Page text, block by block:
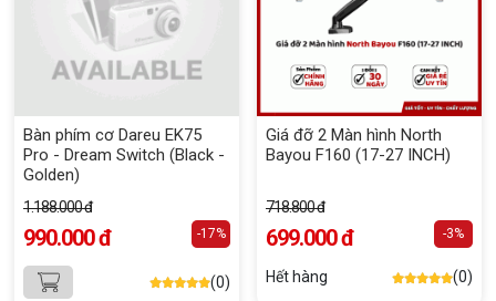
Bàn phím cơ Dareu EK75
Pro - Dream Switch (Black -
Golden)
1.188.000 đ
990.000 đ -17%
(0)
Giá đỡ 2 Màn hình North
Bayou F160 (17-27 INCH)
718.800 đ
699.000 đ -3%
Hết hàng (0)